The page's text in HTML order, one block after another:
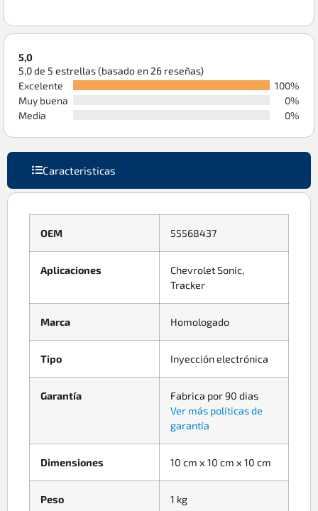
5,0
5,0 de 5 estrellas (basado en 26 reseñas)
Excelente
100%
Muy buena
0%
Media
0%
Caracteristicas
OEM 55568437
Aplicaciones
Chevrolet Sonic,
Tracker
Marca Homologado
Tipo Inyección electrónica
Garantía
Fabrica por 90 dias
Ver más políticas de
garantía
Dimensiones 10 cm x 10 cm x 10 cm
Peso 1 kg